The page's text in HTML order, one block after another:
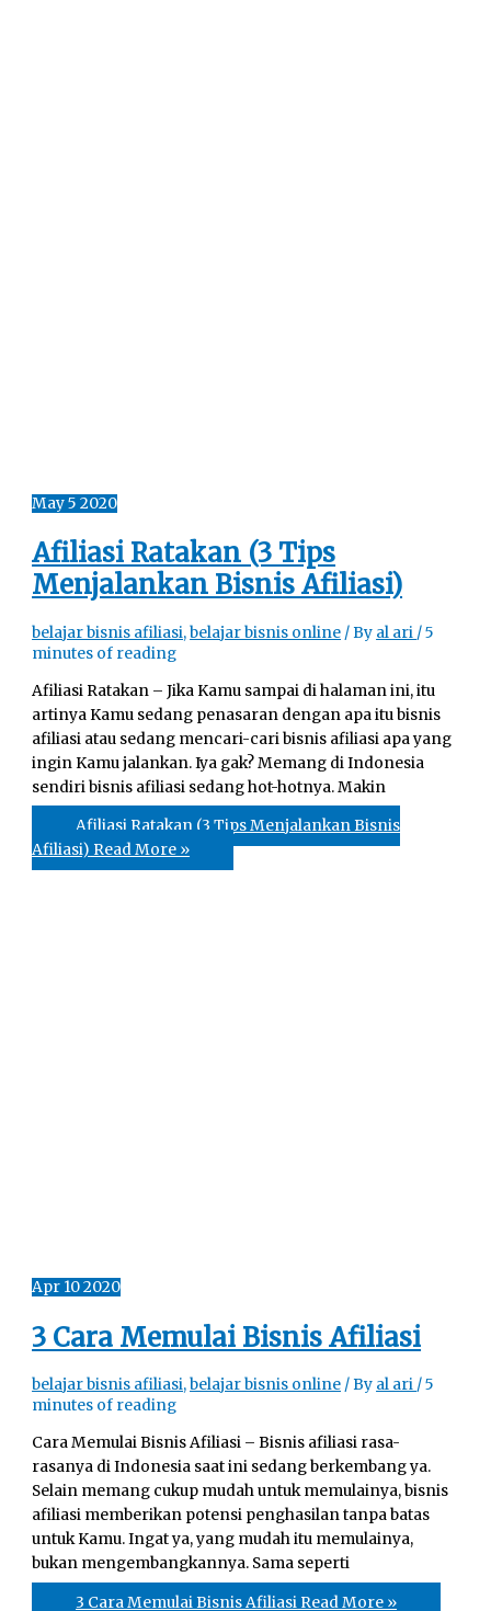
May5 2020
Afiliasi Ratakan (3 Tips
Menjalankan Bisnis Afiliasi)
belajar bisnis afiliasi,belajar bisnis online / By al ari /5
minutes of reading
Afiliasi Ratakan – Jika Kamu sampai di halaman ini, itu
artinya Kamu sedang penasaran dengan apa itu bisnis
afiliasi atau sedang mencari-cari bisnis afiliasi apa yang
ingin Kamu jalankan. Iya gak? Memang di Indonesia
sendiri bisnis afiliasi sedang hot-hotnya. Makin
Afiliasi Ratakan (3 Tips Menjalankan Bisnis
Afiliasi) Read More »
Apr 102020
3 Cara Memulai Bisnis Afiliasi
belajar bisnis afiliasi, belajar bisnis online/ By al ari/5
minutes of reading
Cara Memulai Bisnis Afiliasi – Bisnis afiliasi rasa-
rasanya di Indonesia saat ini sedang berkembang ya.
Selain memang cukup mudah untuk memulainya, bisnis
afiliasi memberikan potensi penghasilan tanpa batas
untuk Kamu. Ingat ya, yang mudah itu memulainya,
bukan mengembangkannya. Sama seperti
3 Cara Memulai Bisnis Afiliasi Read More »